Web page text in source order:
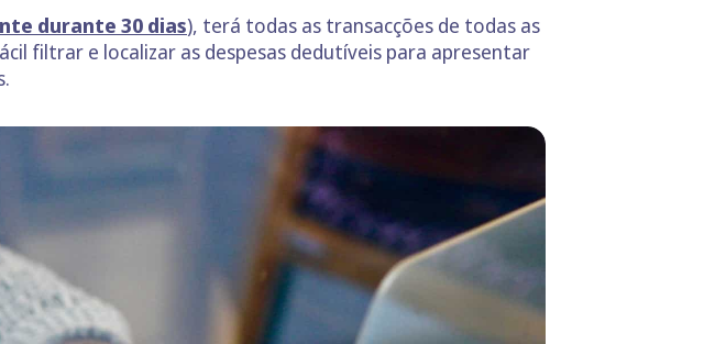
durante 30 dias), terá todas as transacções de todas as
filtrar e localizar as despesas dedutíveis para apresentar